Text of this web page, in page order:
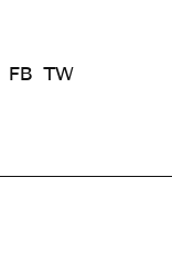
FB TW